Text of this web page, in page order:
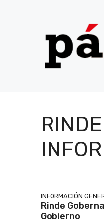
INFORMACIÓN
Rinde
Gobierno